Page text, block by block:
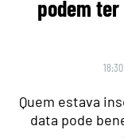
podem
Quem estava
data pode